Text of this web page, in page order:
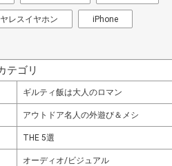
レスイヤホン iPhone
テゴリ
ギルティ飯は大人のロマン
アウトドア名人の外遊び＆メシ
THE 5選
オーディオ/ビジュアル